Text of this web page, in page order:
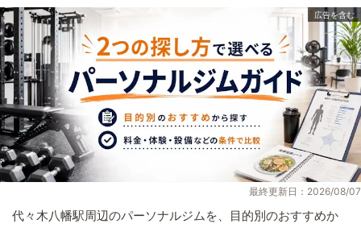
最終更新日：2026/08/07
代々木八幡駅周辺のパーソナルジムを、目的別のおすすめか